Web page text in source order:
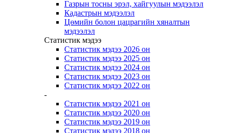
Газрын тосны эрэл, хайгуулын мэдээлэл
Кадастрын мэдээлэл
Цөмийн болон цацрагийн хяналтын
мэдээлэл
Статистик мэдээ
Статистик мэдээ 2026 он
Статистик мэдээ 2025 он
Статистик мэдээ 2024 он
Статистик мэдээ 2023 он
Статистик мэдээ 2022 он
-
Статистик мэдээ 2021 он
Статистик мэдээ 2020 он
Статистик мэдээ 2019 он
Статистик мэдээ 2018 он